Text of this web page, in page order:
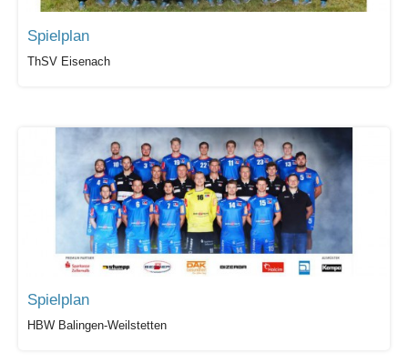
Spielplan
ThSV Eisenach
Spielplan
HBW Balingen-Weilstetten